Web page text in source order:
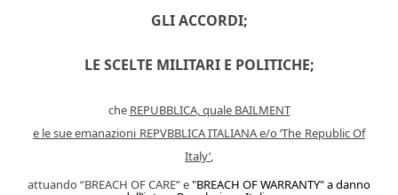
GLI ACCORDI;
LE SCELTE MILITARI E POLITICHE;
che REPUBBLICA, quale BAILMENT
e le sue emanazioni REPVBBLICA ITALIANA e/o ‘The Republic Of
Italy’
attuando “BREACH OF CARE”e"BREACH OF WARRANTY"a danno